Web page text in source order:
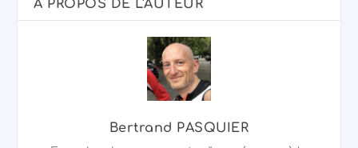
A PROPOS DE L'AUTEUR
Bertrand PASQUIER